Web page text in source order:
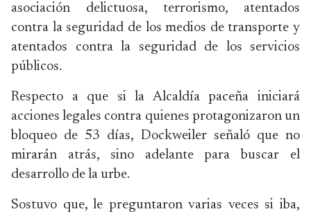
asociación delictuosa, terrorismo, atentados
contra la seguridad de los medios de transporte y
atentados contra la seguridad de los servicios
públicos.
Respecto a que si la Alcaldía paceña iniciará
acciones legales contra quienes protagonizaron un
bloqueo de 53 días, Dockweiler señaló que no
mirarán atrás, sino adelante para buscar el
desarrollo de la urbe.
Sostuvo que, le preguntaron varias veces si iba,